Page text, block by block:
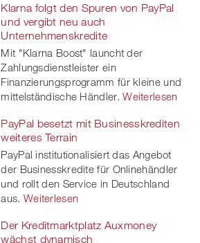
Klarna folgt den Spuren von PayPal
und vergibt neu auch
Unternehmenskredite
Mit "Klarna Boost" launcht der
Zahlungsdienstleister ein
Finanzierungsprogramm für kleine und
mittelständische Händler. Weiterlesen
PayPal besetzt mit Businesskrediten
weiteres Terrain
PayPal institutionalisiert das Angebot
der Businesskredite für Onlinehändler
und rollt den Service in Deutschland
aus. Weiterlesen
Der Kreditmarktplatz Auxmoney
wächst dynamisch